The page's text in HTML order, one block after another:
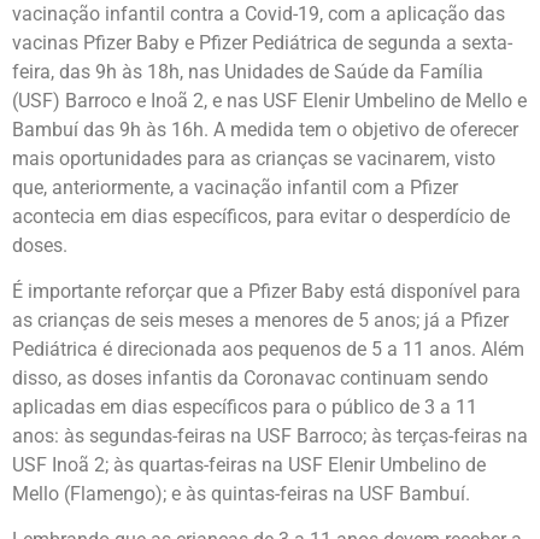
vacinação infantil contra a Covid-19, com a aplicação das
vacinas Pfizer Baby e Pfizer Pediátrica de segunda a sexta-
feira, das 9h às 18h, nas Unidades de Saúde da Família
(USF) Barroco e Inoã 2, e nas USF Elenir Umbelino de Mello e
Bambuí das 9h às 16h. A medida tem o objetivo de oferecer
mais oportunidades para as crianças se vacinarem, visto
que, anteriormente, a vacinação infantil com a Pfizer
acontecia em dias específicos, para evitar o desperdício de
doses.
É importante reforçar que a Pfizer Baby está disponível para
as crianças de seis meses a menores de 5 anos; já a Pfizer
Pediátrica é direcionada aos pequenos de 5 a 11 anos. Além
disso, as doses infantis da Coronavac continuam sendo
aplicadas em dias específicos para o público de 3 a 11
anos: às segundas-feiras na USF Barroco; às terças-feiras na
USF Inoã 2; às quartas-feiras na USF Elenir Umbelino de
Mello (Flamengo); e às quintas-feiras na USF Bambuí.